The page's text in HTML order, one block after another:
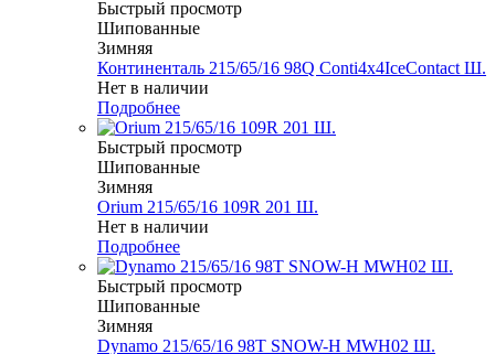
Быстрый просмотр
Шипованные
Зимняя
Континенталь 215/65/16 98Q Conti4x4IceContact Ш.
Нет в наличии
Подробнее
Быстрый просмотр
Шипованные
Зимняя
Orium 215/65/16 109R 201 Ш.
Нет в наличии
Подробнее
Быстрый просмотр
Шипованные
Зимняя
Dynamo 215/65/16 98T SNOW-H MWH02 Ш.